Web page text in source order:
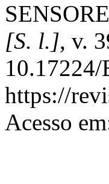
[S. l.], v.
https://
Acesso